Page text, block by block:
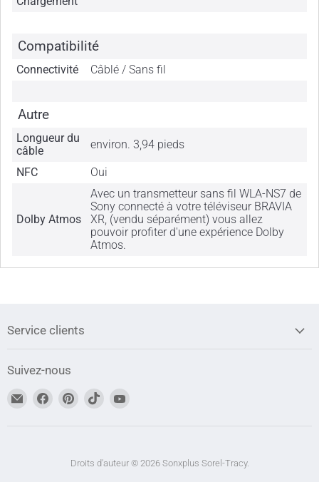
Compatibilité
Connectivité Câblé / Sans fil
Autre
Longueur du
câble
environ. 3,94 pieds
NFC Oui
Dolby Atmos
Avec un transmetteur sans fil WLA-NS7 de
Sony connecté à votre téléviseur BRAVIA
XR, (vendu séparément) vous allez
pouvoir profiter d'une expérience Dolby
Atmos.
Service clients
Suivez-nous
Trouvez-Trouvez-Trouvez-Trouvez-
Droits d'auteur © 2026 Sonxplus Sorel-Tracy.